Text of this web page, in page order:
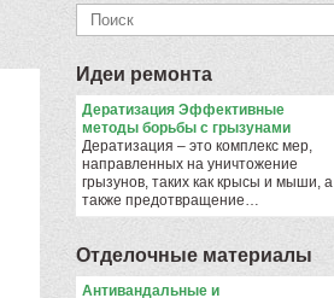
Идеи ремонта
Дератизация Эффективные
методы борьбы с грызунами
Дератизация – это комплекс мер,
направленных на уничтожение
грызунов, таких как крысы и мыши, а
также предотвращение…
Отделочные материалы
Антивандальные и